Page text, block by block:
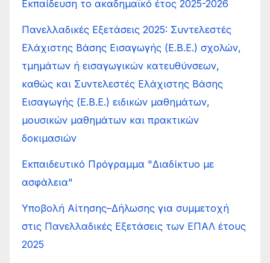
Εκπαίδευση το ακαδημαϊκό έτος 2025-2026
Πανελλαδικές Εξετάσεις 2025: Συντελεστές
Ελάχιστης Βάσης Εισαγωγής (Ε.Β.Ε.) σχολών,
τμημάτων ή εισαγωγικών κατευθύνσεων,
καθώς και Συντελεστές Ελάχιστης Βάσης
Εισαγωγής (Ε.Β.Ε.) ειδικών μαθημάτων,
μουσικών μαθημάτων και πρακτικών
δοκιμασιών
Εκπαιδευτικό Πρόγραμμα "Διαδίκτυο με
ασφάλεια"
Υποβολή Αίτησης–Δήλωσης για συμμετοχή
στις Πανελλαδικές Εξετάσεις των ΕΠΑΛ έτους
2025